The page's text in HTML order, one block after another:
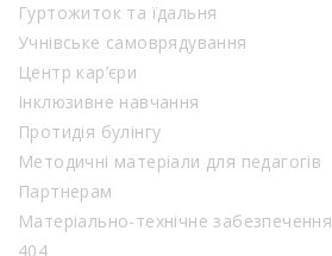
Гуртожиток та їдальня
Учнівське самоврядування
Центр кар’єри
Інклюзивне навчання
Протидія булінгу
Методичні матеріали для педагогів
Партнерам
Матеріально-технічне забезпечення
404